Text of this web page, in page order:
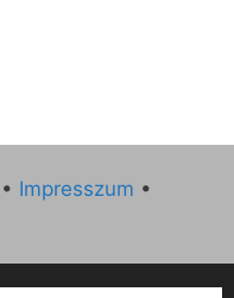
• Impresszum •